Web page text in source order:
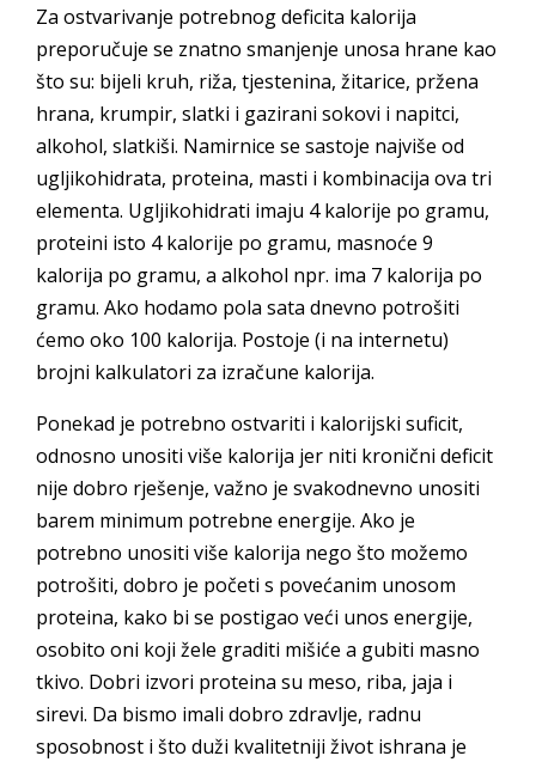
Za ostvarivanje potrebnog deficita kalorija
preporučuje se znatno smanjenje unosa hrane kao
što su: bijeli kruh, riža, tjestenina, žitarice, pržena
hrana, krumpir, slatki i gazirani sokovi i napitci,
alkohol, slatkiši. Namirnice se sastoje najviše od
ugljikohidrata, proteina, masti i kombinacija ova tri
elementa. Ugljikohidrati imaju 4 kalorije po gramu,
proteini isto 4 kalorije po gramu, masnoće 9
kalorija po gramu, a alkohol npr. ima 7 kalorija po
gramu. Ako hodamo pola sata dnevno potrošiti
ćemo oko 100 kalorija. Postoje (i na internetu)
brojni kalkulatori za izračune kalorija.
Ponekad je potrebno ostvariti i kalorijski suficit,
odnosno unositi više kalorija jer niti kronični deficit
nije dobro rješenje, važno je svakodnevno unositi
barem minimum potrebne energije. Ako je
potrebno unositi više kalorija nego što možemo
potrošiti, dobro je početi s povećanim unosom
proteina, kako bi se postigao veći unos energije,
osobito oni koji žele graditi mišiće a gubiti masno
tkivo. Dobri izvori proteina su meso, riba, jaja i
sirevi. Da bismo imali dobro zdravlje, radnu
sposobnost i što duži kvalitetniji život ishrana je